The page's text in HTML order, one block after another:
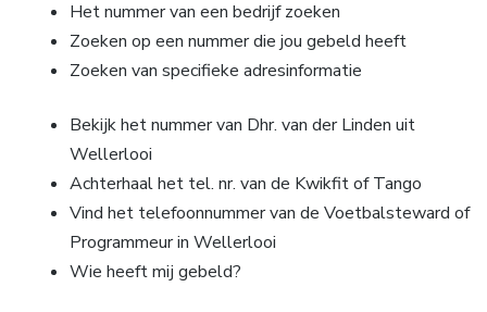
Het nummer van een bedrijf zoeken
Zoeken op een nummer die jou gebeld heeft
Zoeken van specifieke adresinformatie
Bekijk het nummer van Dhr. van der Linden uit
Wellerlooi
Achterhaal het tel. nr. van de Kwikfit of Tango
Vind het telefoonnummer van de Voetbalsteward of
Programmeur in Wellerlooi
Wie heeft mij gebeld?